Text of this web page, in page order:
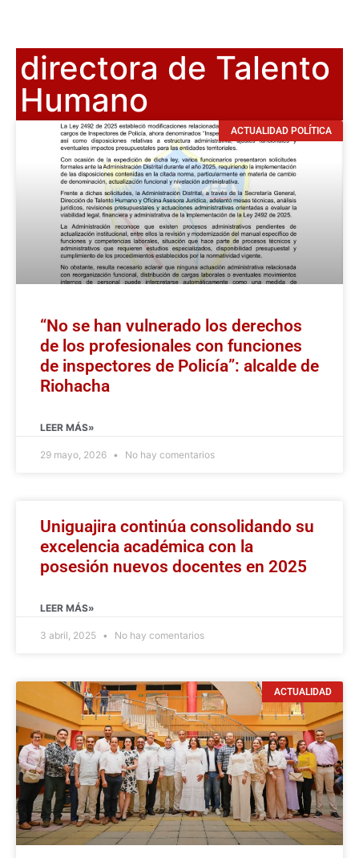
directora de Talento
Humano
ACTUALIDAD POLÍTICA
“No se han vulnerado los derechos
de los profesionales con funciones
de inspectores de Policía”: alcalde de
Riohacha
LEER MÁS»
29 mayo, 2026 No hay comentarios
Uniguajira continúa consolidando su
excelencia académica con la
posesión nuevos docentes en 2025
LEER MÁS»
3 abril, 2025 No hay comentarios
ACTUALIDAD